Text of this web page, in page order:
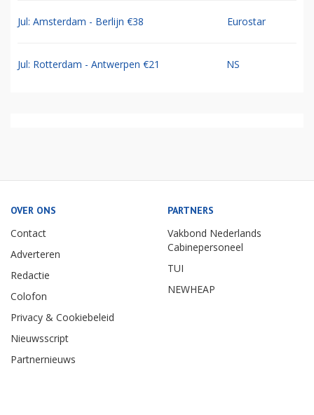
Jul: Amsterdam - Berlijn €38 Eurostar
Jul: Rotterdam - Antwerpen €21 NS
OVER ONS
Contact
Adverteren
Redactie
Colofon
Privacy & Cookiebeleid
Nieuwsscript
Partnernieuws
PARTNERS
Vakbond Nederlands
Cabinepersoneel
TUI
NEWHEAP